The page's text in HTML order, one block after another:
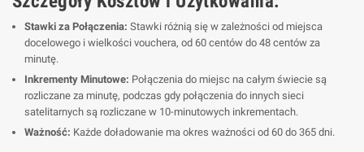
Stawki za Połączenia: Stawki różnią się w zależności od miejsca
docelowego i wielkości vouchera, od 60 centów do 48 centów za
minutę.
Inkrementy Minutowe: Połączenia do miejsc na całym świecie są
rozliczane za minutę, podczas gdy połączenia do innych sieci
satelitarnych są rozliczane w 10-minutowych inkrementach.
Ważność: Każde doładowanie ma okres ważności od 60 do 365 dni.